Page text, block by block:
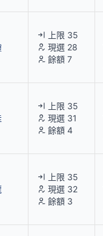
上限 35
現選 28
餘額 7
上限 35
現選 31
餘額 4
上限 35
現選 32
餘額 3